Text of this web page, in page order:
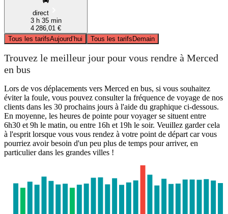
direct
3 h 35 min
4 286,01 €
Tous les tarifsAujourd’hui Tous les tarifsDemain
Trouvez le meilleur jour pour vous rendre à Merced
en bus
Lors de vos déplacements vers Merced en bus, si vous souhaitez
éviter la foule, vous pouvez consulter la fréquence de voyage de nos
clients dans les 30 prochains jours à l'aide du graphique ci-dessous.
En moyenne, les heures de pointe pour voyager se situent entre
6h30 et 9h le matin, ou entre 16h et 19h le soir. Veuillez garder cela
à l'esprit lorsque vous vous rendez à votre point de départ car vous
pourriez avoir besoin d'un peu plus de temps pour arriver, en
particulier dans les grandes villes !